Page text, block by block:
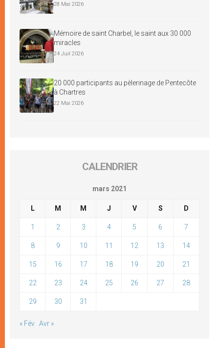
28 Mai 2026
Mémoire de saint Charbel, le saint aux 30 000
miracles
24 Juil 2026
20 000 participants au pèlerinage de Pentecôte
à Chartres
22 Mai 2026
CALENDRIER
mars 2021
L M M J V S D
1 2 3 4 5 6 7
8 9 10 11 12 13 14
15 16 17 18 19 20 21
22 23 24 25 26 27 28
29 30 31
« Fév Avr »